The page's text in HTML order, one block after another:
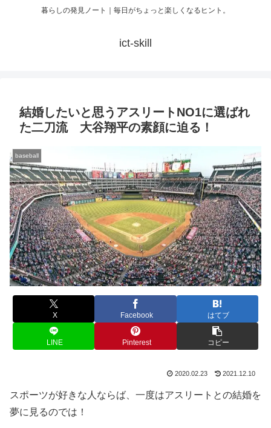
暮らしの発見ノート｜毎日がちょっと楽しくなるヒント。
ict-skill
結婚したいと思うアスリートNO1に選ばれ
た二刀流 大谷翔平の素顔に迫る！
baseball
X Facebook はてブ
LINE Pinterest コピー
2020.02.23 2021.12.10
スポーツが好きな人ならば、一度はアスリートとの結婚を
夢に見るのでは！